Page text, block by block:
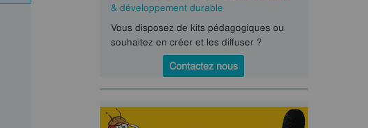
& développement durable
Vous disposez de kits pédagogiques ou
souhaitez en créer et les diffuser ?
Contactez nous